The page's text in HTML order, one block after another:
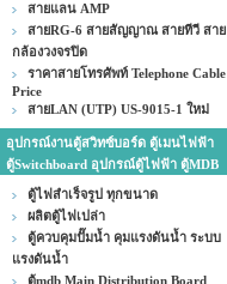
สายแลน AMP
สายRG-6 สายสัญญาณ สายทีวี สาย
กล้องวงจรปิด
ราคาสายโทรศัพท์ Telephone Cable
Price
สายLAN (UTP) US-9015-1 ใหม่
อุปกรณ์งานตู้สวิทซ์บอร์ด ตู้เมนไฟฟ้า
ตู้Switchboard อุปกรณ์ตู้ไฟฟ้า ตู้MDB
ตู้ไฟสำเร็จรูป ทุกขนาด
ผลิตตู้ไฟเปล่า
ตู้ควบคุมปั๊มน้ำ คุมแรงดันน้ำ ระบบ
แรงดันน้ำ
ตู้mdb Main Distribution Board